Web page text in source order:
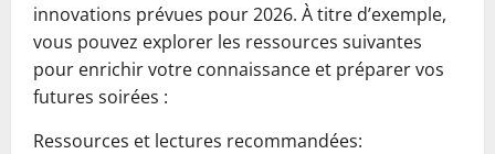
innovations prévues pour 2026. À titre d’exemple,
vous pouvez explorer les ressources suivantes
pour enrichir votre connaissance et préparer vos
futures soirées :
Ressources et lectures recommandées: